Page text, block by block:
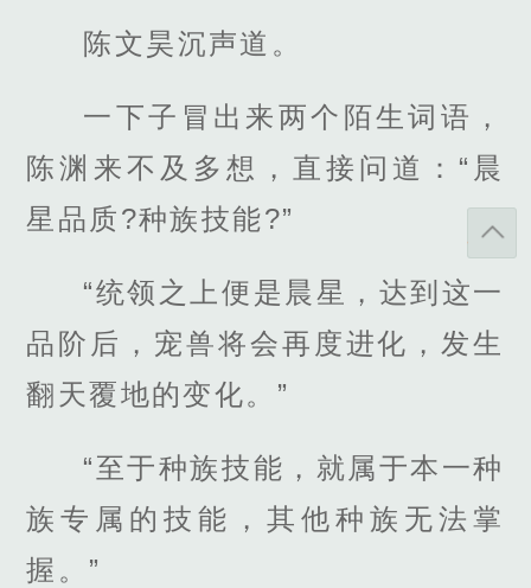
陈文昊沉声道。
一下子冒出来两个陌生词语，
陈渊来不及多想，直接问道：“晨
星品质?种族技能?”
“统领之上便是晨星，达到这一
品阶后，宠兽将会再度进化，发生
翻天覆地的变化。”
“至于种族技能，就属于本一种
族专属的技能，其他种族无法掌
握。”